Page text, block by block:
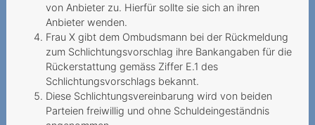
von Anbieter zu. Hierfür sollte sie sich an ihren
Anbieter wenden.
Frau X gibt dem Ombudsmann bei der Rückmeldung
zum Schlichtungsvorschlag ihre Bankangaben für die
Rückerstattung gemäss Ziffer E.1 des
Schlichtungsvorschlags bekannt.
Diese Schlichtungsvereinbarung wird von beiden
Parteien freiwillig und ohne Schuldeingeständnis
Est-ce que le raccordement
familial constitue un besoin
cour
2014
Einseitige
Vertragsanpassung durch